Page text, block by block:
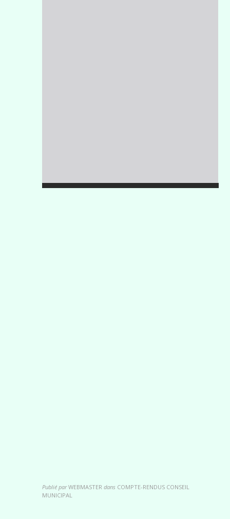
Publié par WEBMASTER dans COMPTE-RENDUS CONSEIL
MUNICIPAL